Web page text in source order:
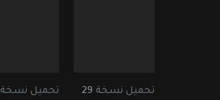
تحميل نسخة 29
تحميل نسخة